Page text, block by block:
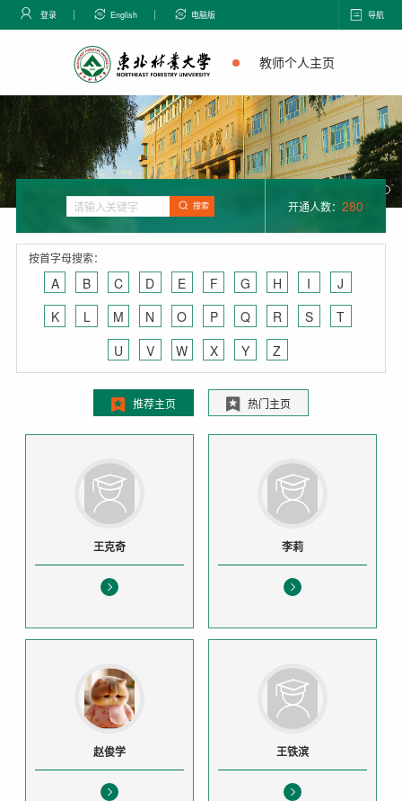
登录 English 电脑版 导航
教师个人主页
搜索 开通人数： 280
按首字母搜索：
A B C D E F G H I
J
K
L M N O P Q R S
T
U
V W X Y Z
推荐主页 热门主页
王克奇 李莉
赵俊学 王铁滨